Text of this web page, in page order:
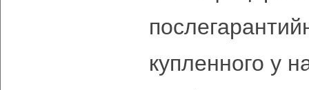
купленного у